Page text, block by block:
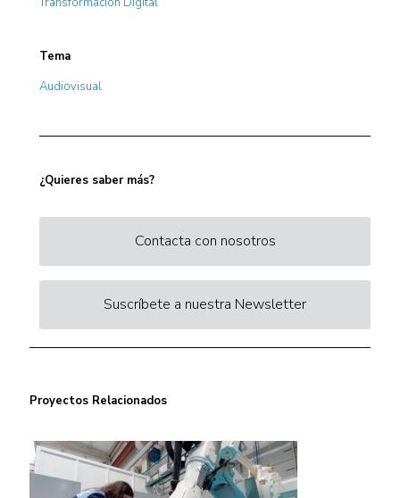
Tema
Audiovisual
¿Quieres saber más?
Contacta con nosotros
Suscríbete a nuestra Newsletter
Proyectos Relacionados